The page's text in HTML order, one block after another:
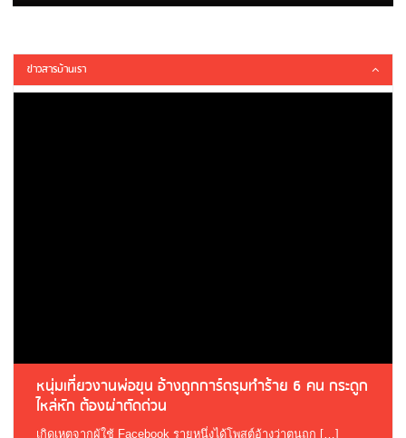
ข่าวสารบ้านเรา
หนุ่มเที่ยวงานพ่อขุน อ้างถูกการ์ดรุมทำร้าย 6 คน กระดูก
ไหล่หัก ต้องผ่าตัดด่วน
เกิดเหตุจากผู้ใช้ Facebook รายหนึ่งได้โพสต์อ้างว่าตนถูก […]